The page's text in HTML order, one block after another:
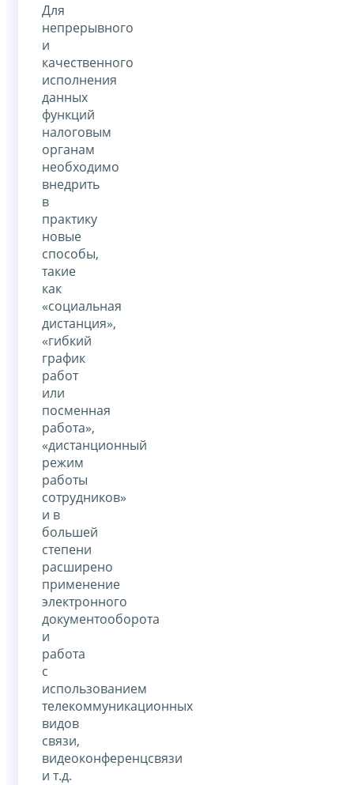
Для
непрерывного
и
качественного
исполнения
данных
функций
налоговым
органам
необходимо
внедрить
в
практику
новые
способы,
такие
как
«социальная
дистанция»,
«гибкий
график
работ
или
посменная
работа»,
«дистанционный
режим
работы
сотрудников»
и в
большей
степени
расширено
применение
электронного
документооборота
и
работа
с
использованием
телекоммуникационных
видов
связи,
видеоконференцсвязи
и т.д.